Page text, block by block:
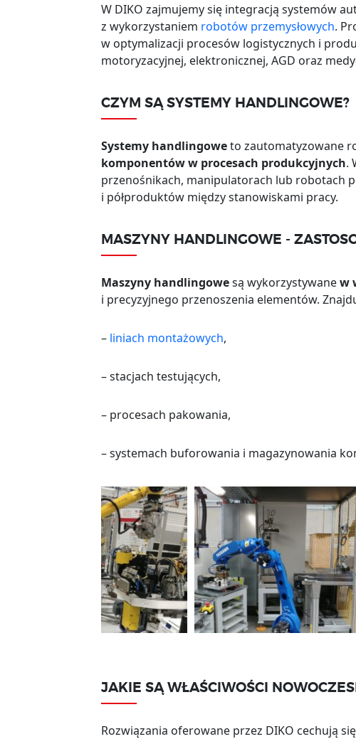
W DIKO zajmujemy się integracją systemów
z wykorzystaniem robotów przemysłowych.
w optymalizacji procesów logistycznych i
motoryzacyjnej, elektronicznej, AGD oraz
CZYM SĄ SYSTEMY HANDLINGOWE?
Systemy handlingoweto zautomatyzowane
komponentów w procesach produkcyjnych.
przenośnikach, manipulatorach lub robotach
i półproduktów między stanowiskami pracy.
MASZYNY HANDLINGOWE -
Maszyny handlingowesą wykorzystywanew
i precyzyjnego przenoszenia elementów.
– liniach montażowych,
– stacjach testujących,
– procesach pakowania,
– systemach buforowania i magazynowania
JAKIE SĄ WŁAŚCIWOŚCI
Rozwiązania oferowane przez DIKO cechują